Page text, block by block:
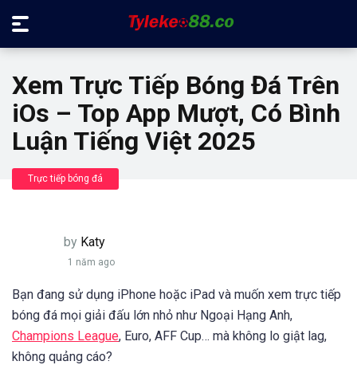
Xem Trực Tiếp Bóng Đá Trên
iOs – Top App Mượt, Có Bình
Luận Tiếng Việt 2025
Trực tiếp bóng đá
by Katy
1 năm ago
Bạn đang sử dụng iPhone hoặc iPad và muốn xem trực tiếp
bóng đá mọi giải đấu lớn nhỏ như Ngoại Hạng Anh,
Champions League, Euro, AFF Cup… mà không lo giật lag,
không quảng cáo?